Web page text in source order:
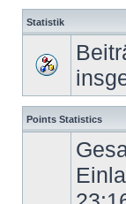
Statistik
Points Statistics